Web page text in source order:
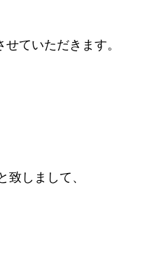
せていただきます。
しまして、